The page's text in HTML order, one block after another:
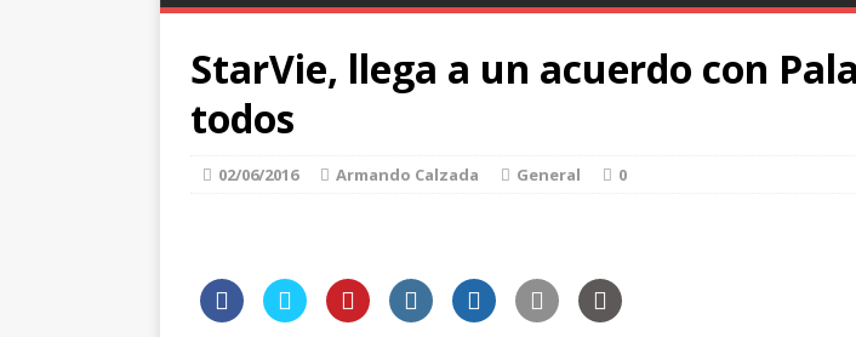
StarVie, llega a un acuerdo con
todos
02/06/2016 Armando Calzada General 0